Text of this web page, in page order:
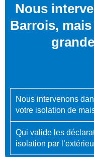
Nous
Barrois,
Nous intervenons
votre isolation de
Qui valide les
isolation par